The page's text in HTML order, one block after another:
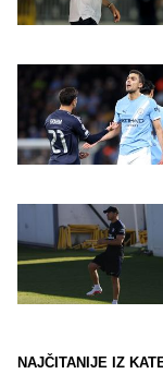
NAJČITANIJE IZ